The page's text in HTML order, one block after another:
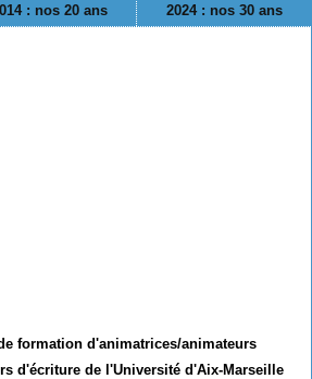
: nos 20 ans 2024 : nos 30 ans
formation d'animatrices/animateurs
d'écriture de l'Université d'Aix-Marseille